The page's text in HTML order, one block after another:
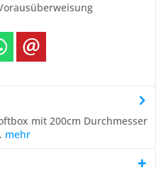
mit 200cm Durchmesser
mehr